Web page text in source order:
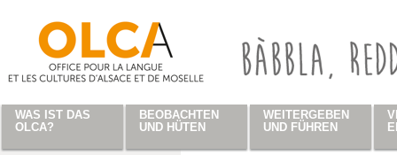
WAS IST DAS
OLCA?
BEOBACHTEN
UND HÜTEN
WEITERGEBEN
UND FÜHREN